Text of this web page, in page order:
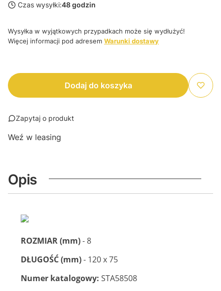
Czas wysyłki:48 godzin
Wysyłka w wyjątkowych przypadkach może się wydłużyć!
Więcej informacji pod adresem Warunki dostawy
Dodaj do koszyka
Zapytaj o produkt
Weź w leasing
Opis
ROZMIAR (mm)- 8
DŁUGOŚĆ (mm)- 120 x 75
Numer katalogowy: STA58508